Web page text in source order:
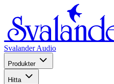
Svalander Audio
Produkter
Hitta